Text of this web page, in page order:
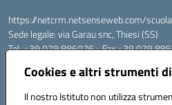
Cookies e altri strumenti
Il nostro Istituto non utilizza
https://netcrm.netsenseweb.com/
Sede legale: via Garau snc, Thiesi (SS)
Tel. +39 079 886076 - Fax +39 079
Cod.Mecc. SSIC83500X - Cod.Fisc.
IBAN Banco di Sardegna: IT79 V010